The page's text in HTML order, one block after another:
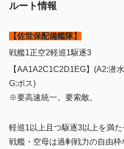
ルート情報
【佐世保配備艦隊】
戦艦1正空2軽巡1駆逐3
【AA1A2C1C2D1EG】(A2:潜
G:ボス)
※要高速統一。要索敵。
軽巡1以上且つ駆逐3以上を満た
戦艦・空母は過剰戦力の自由